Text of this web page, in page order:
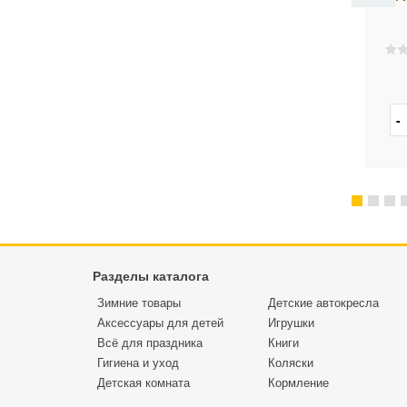
Разделы каталога
Зимние товары
Аксессуары для детей
Всё для праздника
Гигиена и уход
Детская комната
Детские автокресла
Игрушки
Книги
Коляски
Кормление